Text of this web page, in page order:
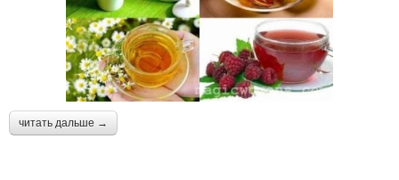
читать дальше →